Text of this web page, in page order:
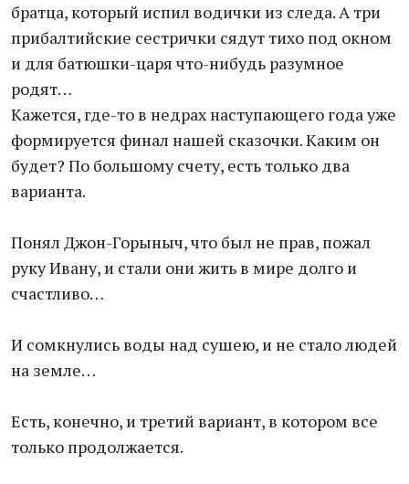
братца, который испил водички из следа. А три
прибалтийские сестрички сядут тихо под окном
и для батюшки-царя что-нибудь разумное
родят…
Кажется, где-то в недрах наступающего года уже
формируется финал нашей сказочки. Каким он
будет? По большому счету, есть только два
варианта.
Понял Джон-Горыныч, что был не прав, пожал
руку Ивану, и стали они жить в мире долго и
счастливо…
И сомкнулись воды над сушею, и не стало людей
на земле…
Есть, конечно, и третий вариант, в котором все
только продолжается.